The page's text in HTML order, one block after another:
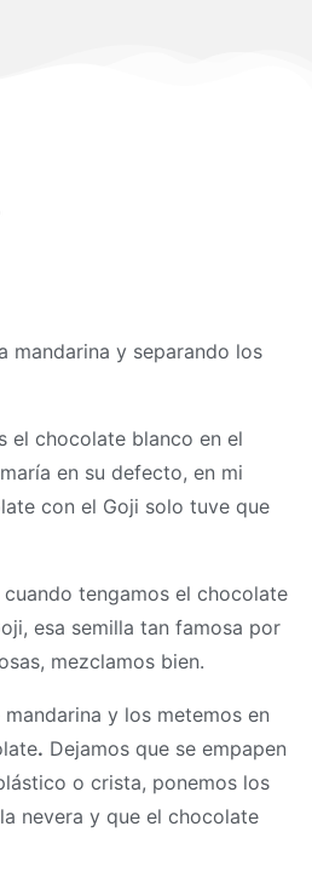
mandarina y separando los
el chocolate blanco en el
en su defecto, en mi
con el Goji solo tuve que
tengamos el chocolate
esa semilla tan famosa por
mezclamos bien.
y los metemos en
. Dejamos que se empapen
o crista, ponemos los
nevera y que el chocolate